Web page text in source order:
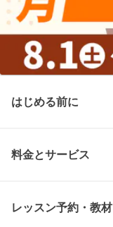
はじめる前に
料金とサービス
レッスン予約・教材